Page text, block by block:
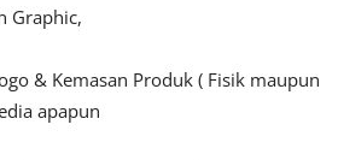
Graphic,
& Kemasan Produk ( Fisik maupun
apapun